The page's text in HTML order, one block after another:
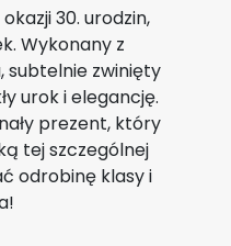
30. urodzin,
Wykonany z
subtelnie zwinięty
urok i elegancję.
prezent, który
tej szczególnej
odrobinę klasy i